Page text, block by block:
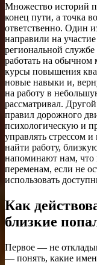
Множество историй
конец пути, а точка
ответственно. Один
направили на
региональной
работать на обычном
курсы повышения
новые навыки и,
на работу в
рассматривал.
правил дорожного
психологическую и
управлять стрессом
найти работу,
напоминают нам, что
переменам, если не
использовать
Как
близкие
Первое — не
— понять, какие